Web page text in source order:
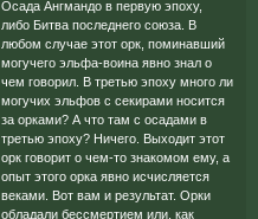
Осада Ангмандо в первую эпоху,
либо Битва последнего союза. В
любом случае этот орк, поминавший
могучего эльфа-воина явно знал о
чем говорил. В третью эпоху много ли
могучих эльфов с секирами носится
за орками? А что там с осадами в
третью эпоху? Ничего. Выходит этот
орк говорит о чем-то знакомом ему, а
опыт этого орка явно исчисляется
веками. Вот вам и результат. Орки
обладали бессмертием или, как